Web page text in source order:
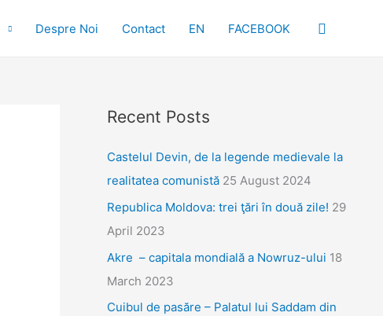
Despre Noi Contact EN FACEBOOK Search
Recent Posts
Castelul Devin, de la legende medievale la
realitatea comunistă 25 August 2024
Republica Moldova: trei ţări în două zile! 29
April 2023
Akre – capitala mondială a Nowruz-ului 18
March 2023
Cuibul de pasăre – Palatul lui Saddam din